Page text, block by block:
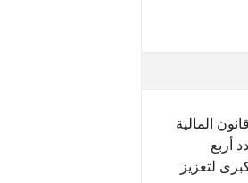
المالية
يحدد أربع
لتعزيز